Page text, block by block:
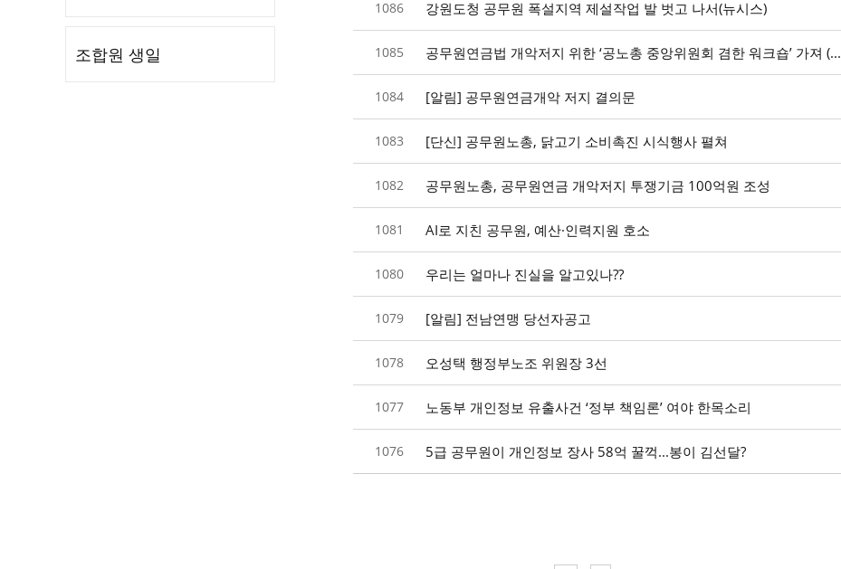
조합원 생일
강원도청 공무원 폭설지역 제설작업 발 벗고 나서(뉴시스)
1086
공무원연금법 개악저지 위한 ‘공노총 중앙위원회 겸한 워크숍’ 가져 (...
1085
[알림] 공무원연금개악 저지 결의문
1084
[단신] 공무원노총, 닭고기 소비촉진 시식행사 펼쳐
1083
공무원노총, 공무원연금 개악저지 투쟁기금 100억원 조성
1082
AI로 지친 공무원, 예산·인력지원 호소
1081
우리는 얼마나 진실을 알고있나??
1080
[알림] 전남연맹 당선자공고
1079
오성택 행정부노조 위원장 3선
1078
노동부 개인정보 유출사건 ‘정부 책임론’ 여야 한목소리
1077
5급 공무원이 개인정보 장사 58억 꿀꺽...봉이 김선달?
1076